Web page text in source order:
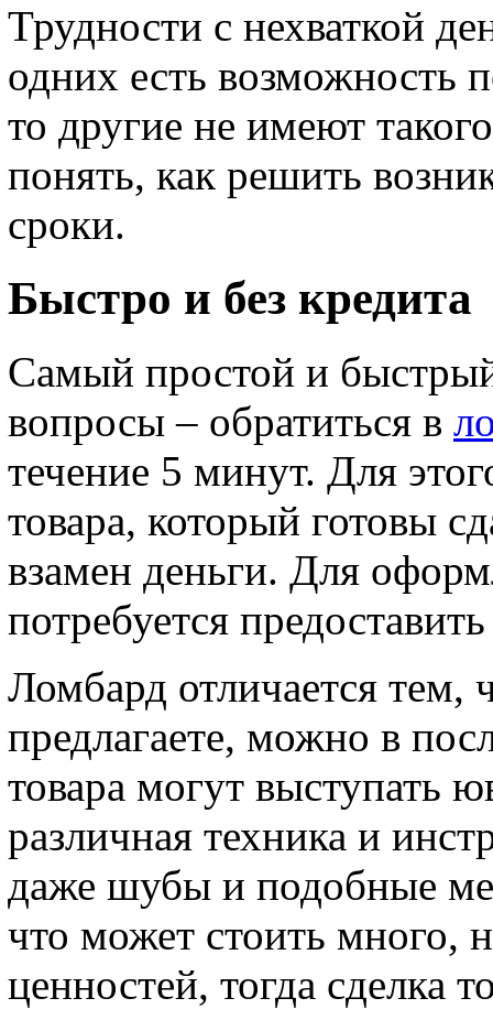
Трудности с нехваткой
одних есть возможность
то другие не имеют
понять, как решить
сроки.
Быстро и без кредита
Самый простой и
вопросы – обратиться в
течение 5 минут. Для
товара, который готовы
взамен деньги. Для
потребуется
Ломбард отличается тем,
предлагаете, можно в
товара могут выступать
различная техника и
даже шубы и подобные
что может стоить много,
ценностей, тогда сделка